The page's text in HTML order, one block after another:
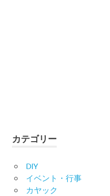
カテゴリー
DIY
イベント・行事
カヤック